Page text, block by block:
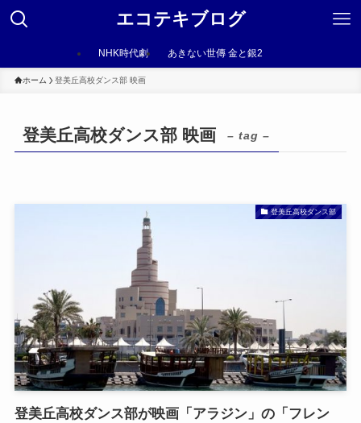
エコテキブログ
NHK時代劇 あきない世傳 金と銀2
ホーム 登美丘高校ダンス部 映画
登美丘高校ダンス部 映画 – tag –
登美丘高校ダンス部
登美丘高校ダンス部が映画「アラジン」の「フレン